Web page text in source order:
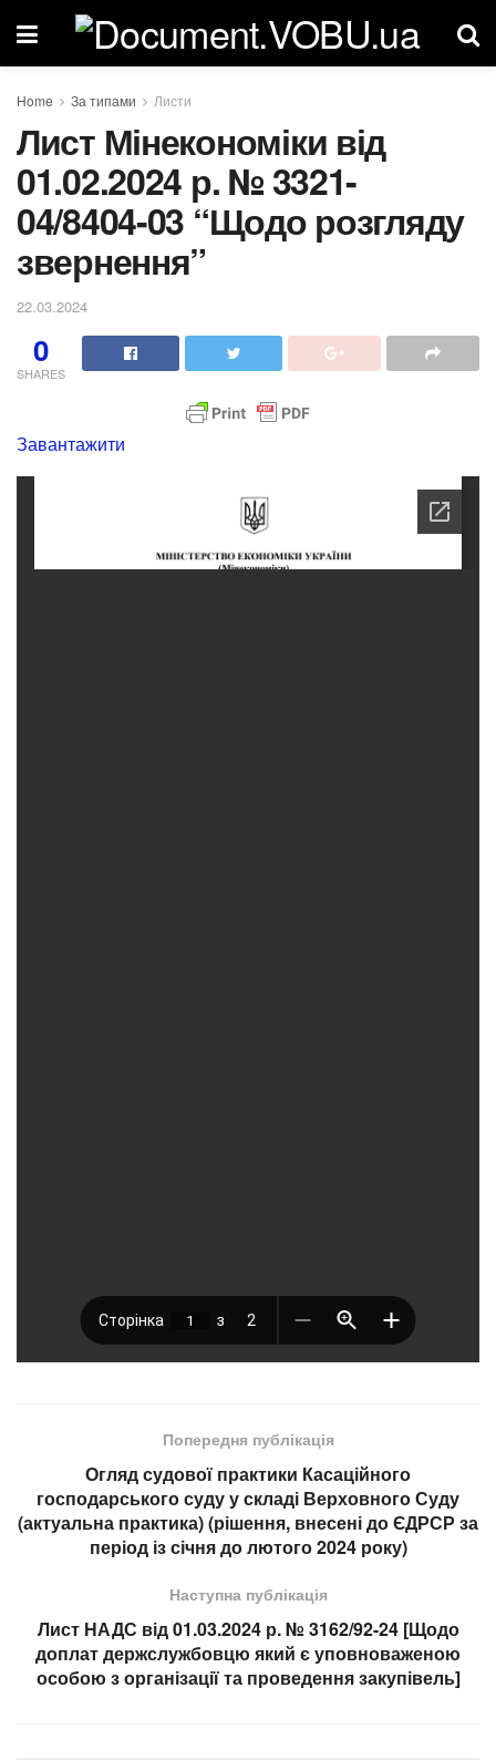
Home За типами Листи
Лист Мінекономіки від
01.02.2024 р. № 3321-
04/8404-03 “Щодо розгляду
звернення”
22.03.2024
0
SHARES
Завантажити
Попередня публікація
Огляд судової практики Касаційного
господарського суду у складі Верховного Суду
(актуальна практика) (рішення, внесені до ЄДРСР за
період із січня до лютого 2024 року)
Наступна публікація
Лист НАДС від 01.03.2024 р. № 3162/92-24 [Щодо
доплат держслужбовцю який є уповноваженою
особою з організації та проведення закупівель]